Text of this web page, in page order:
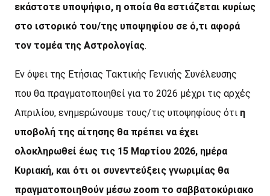
εκάστοτε υποψήφιο, η οποία θα εστιάζεται κυρίως
στο ιστορικό του/της υποψηφίου σε ό,τι αφορά
τον τομέα της Αστρολογίας.
Εν όψει της Ετήσιας Τακτικής Γενικής Συνέλευσης
που θα πραγματοποιηθεί για το 2026 μέχρι τις αρχές
Απριλίου, ενημερώνουμε τους/τις υποψηφίους ότι η
υποβολή της αίτησης θα πρέπει να έχει
ολοκληρωθεί έως τις 15 Μαρτίου 2026, ημέρα
Κυριακή, και ότι οι συνεντεύξεις γνωριμίας θα
πραγματοποιηθούν μέσω zoom το σαββατοκύριακο